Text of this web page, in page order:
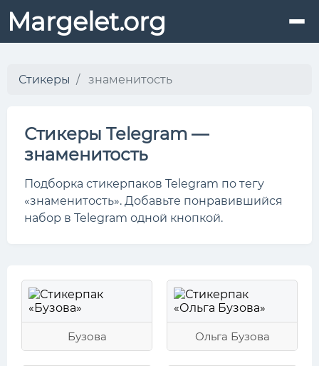
Margelet.org
Стикеры знаменитость
Стикеры Telegram —
знаменитость
Подборка стикерпаков Telegram по тегу
«знаменитость». Добавьте понравившийся
набор в Telegram одной кнопкой.
Бузова Ольга Бузова